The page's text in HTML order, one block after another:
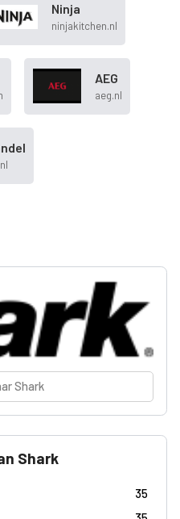
Ninja
ninjakitchen.nl
AEG
aeg.nl
Shark
Shark
35